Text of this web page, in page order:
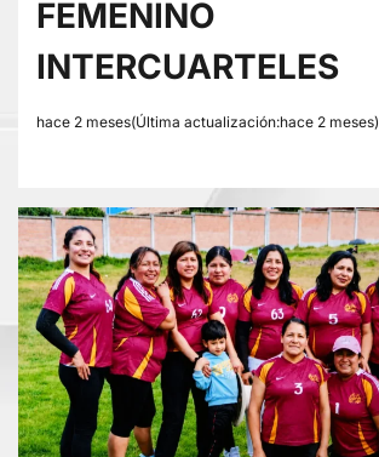
FEMENINO
INTERCUARTELES
hace 2 meses(Última actualización:hace 2 meses)